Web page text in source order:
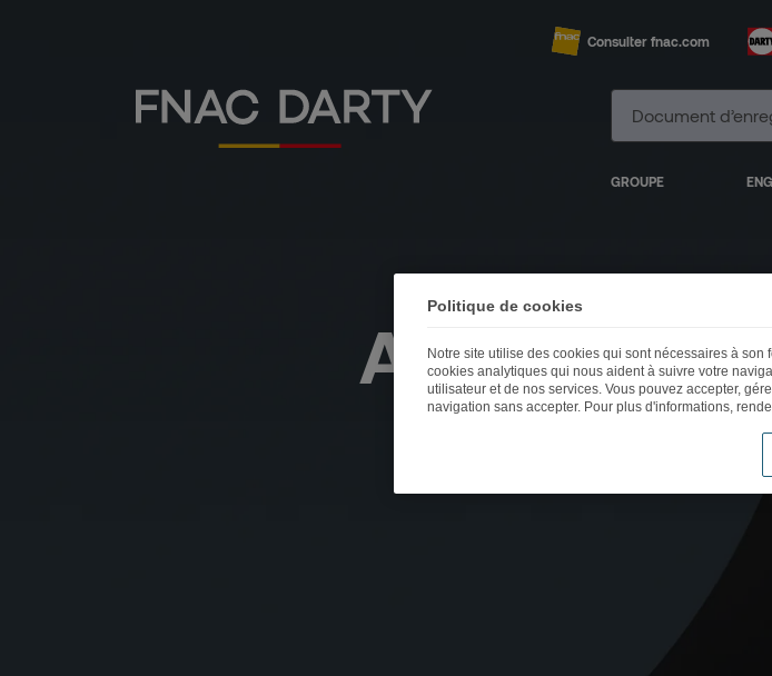
Consulter fnac.com
GROUPE
Assemblée
17
Politique de cookies
Notre site utilise des cookies qui sont nécessaires à
cookies analytiques qui nous aident à suivre votre
utilisateur et de nos services. Vous pouvez accepter,
navigation sans accepter. Pour plus d'informations,